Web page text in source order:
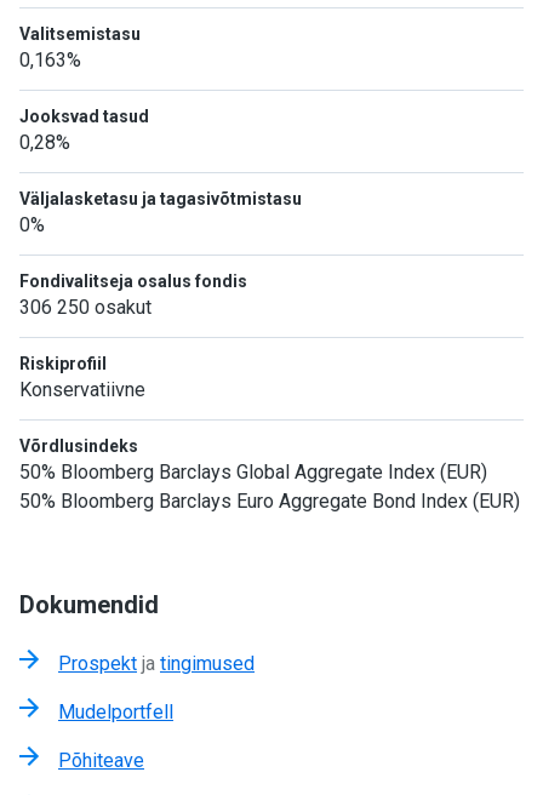
Valitsemistasu
0,163%
Jooksvad tasud
0,28%
Väljalasketasu ja tagasivõtmistasu
0%
Fondivalitseja osalus fondis
306 250 osakut
Riskiprofiil
Konservatiivne
Võrdlusindeks
50% Bloomberg Barclays Global Aggregate Index (EUR)
50% Bloomberg Barclays Euro Aggregate Bond Index (EUR)
Dokumendid
Prospekt ja tingimused
Mudelportfell
Põhiteave